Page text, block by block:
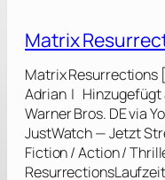
Matrix
Matrix Resurrections
Adrian | Hinzugefügt
Warner Bros. DE via
JustWatch — Jetzt
Fiction / Action /